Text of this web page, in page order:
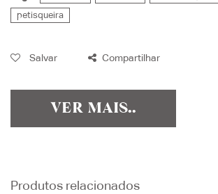
petisqueira
Salvar Compartilhar
VER MAIS..
Produtos relacionados